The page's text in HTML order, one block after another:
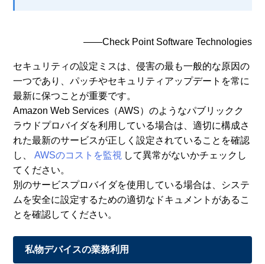
――Check Point Software Technologies
セキュリティの設定ミスは、侵害の最も一般的な原因の
一つであり、パッチやセキュリティアップデートを常に
最新に保つことが重要です。
Amazon Web Services（AWS）のようなパブリックク
ラウドプロバイダを利用している場合は、適切に構成さ
れた最新のサービスが正しく設定されていることを確認
し、
AWSのコストを監視 して異常がないかチェックし
てください。
別のサービスプロバイダを使用している場合は、システ
ムを安全に設定するための適切なドキュメントがあるこ
とを確認してください。
私物デバイスの業務利用